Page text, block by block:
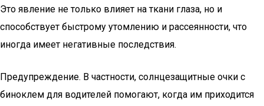
Это явление не только влияет на ткани глаза, но и
способствует быстрому утомлению и рассеянности, что
иногда имеет негативные последствия.
Предупреждение. В частности, солнцезащитные очки с
биноклем для водителей помогают, когда им приходится